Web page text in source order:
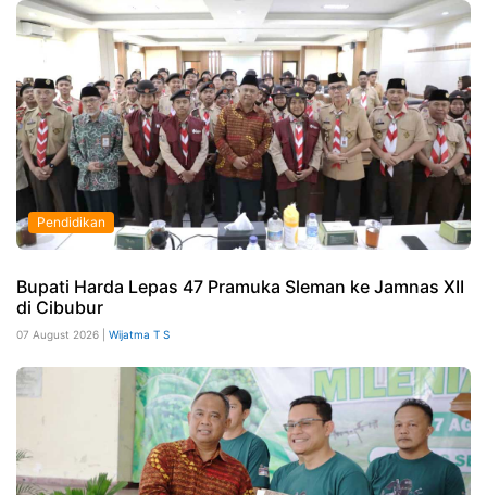
Pendidikan
Bupati Harda Lepas 47 Pramuka Sleman ke Jamnas XII
di Cibubur
07 August 2026 | Wijatma T S